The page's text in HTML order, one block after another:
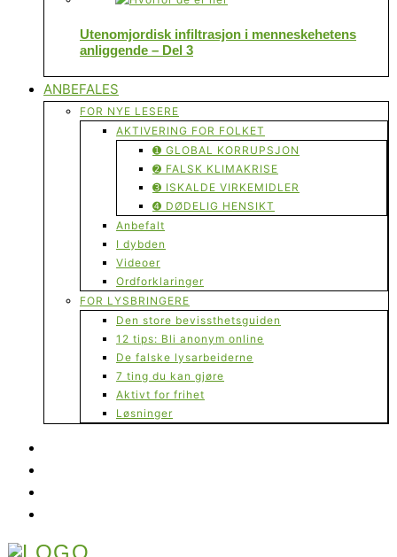
Utenomjordisk infiltrasjon i menneskehetens
anliggende – Del 3
ANBEFALES
FOR NYE LESERE
AKTIVERING FOR FOLKET
➊ GLOBAL KORRUPSJON
➋ FALSK KLIMAKRISE
➌ ISKALDE VIRKEMIDLER
➍ DØDELIG HENSIKT
Anbefalt
I dybden
Videoer
Ordforklaringer
FOR LYSBRINGERE
Den store bevissthetsguiden
12 tips: Bli anonym online
De falske lysarbeiderne
7 ting du kan gjøre
Aktivt for frihet
Løsninger